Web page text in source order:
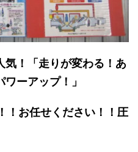
気！「走りが変わる！あ
ーアップ！」
！お任せください！！圧